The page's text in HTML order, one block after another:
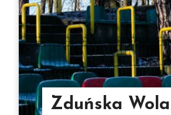
Zduńska